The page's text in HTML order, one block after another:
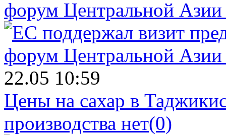
форум Центральной Азии
22.05 10:59
Цены на сахар в
производства нет(0)